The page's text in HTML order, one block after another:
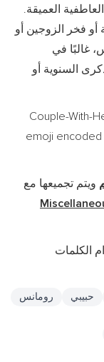
العميقة.
أو فخر الزوجين أو
غالبًا في
السنوية أو
Couple-With-
emoji encoded
ويتم تجميعها مع
الكلمات
حبيبي
رومانس